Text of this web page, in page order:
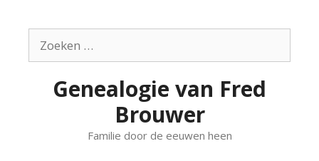
inhoudnaar:
Genealogie van Fred
Brouwer
Familie door de eeuwen heen